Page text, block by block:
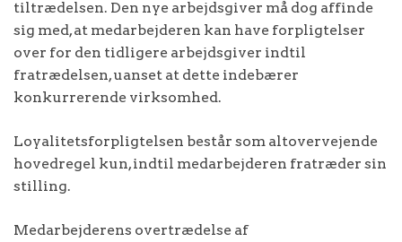
tiltrædelsen. Den nye arbejdsgiver må dog affinde
sig med, at medarbejderen kan have forpligtelser
over for den tidligere arbejdsgiver indtil
fratrædelsen, uanset at dette indebærer
konkurrerende virksomhed.
Loyalitetsforpligtelsen består som altovervejende
hovedregel kun, indtil medarbejderen fratræder sin
stilling.
Medarbejderens overtrædelse af